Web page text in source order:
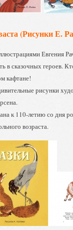
(Рисунки Е.
Евгения
в сказочных героев.
кафтане!
рисунки
к 110-летию со дня
возраста.